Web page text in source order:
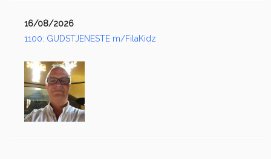
16/08/2026
1100: GUDSTJENESTE m/FilaKidz